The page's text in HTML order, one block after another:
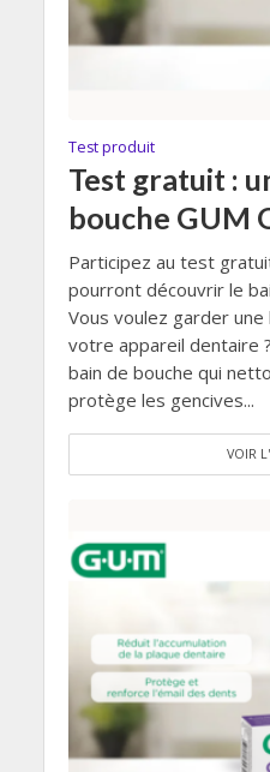
Test produit
Test gratuit :
bouche GUM
Participez au test
pourront découvrir le
Vous voulez garder
votre appareil dentaire
bain de bouche qui
protège les gencives...
VOIR